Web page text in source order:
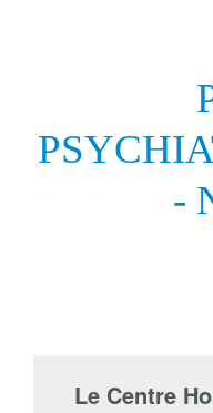
-
Le Centre